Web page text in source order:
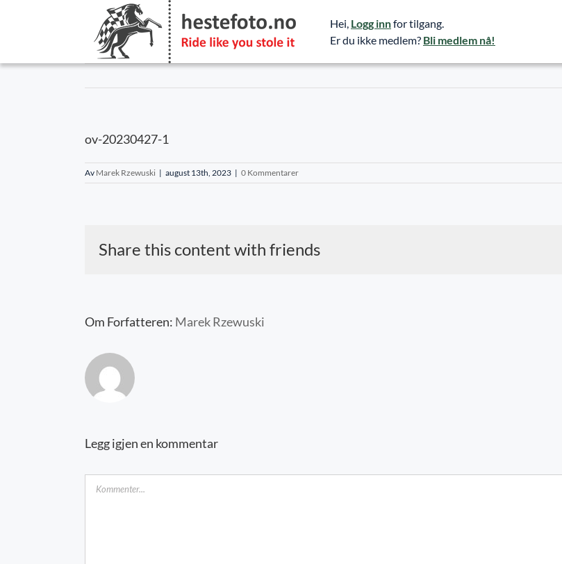
Hei, Logg innfor tilgang.
Er du ikke medlem? Bli medlem nå!
ov-20230427-1
Av Marek Rzewuski | august 13th, 2023 | 0 Kommentarer
Share this content with friends
Om Forfatteren: Marek Rzewuski
Legg igjen en kommentar